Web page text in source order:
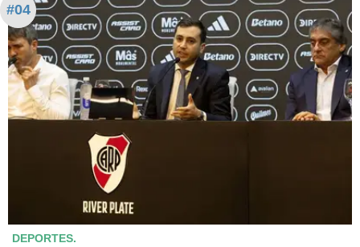
#04
DEPORTES.